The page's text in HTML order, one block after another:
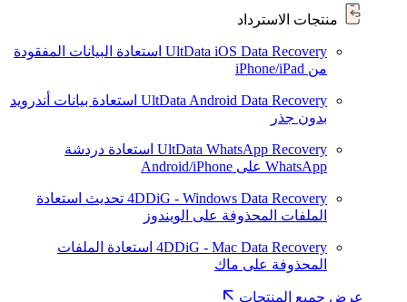
منتجات الاسترداد
UltData iOS Data Recovery استعادة البيانات المفقودة
من iPhone/iPad
UltData Android Data Recovery استعادة بيانات أندرويد
بدون جذر
UltData WhatsApp Recovery استعادة دردشة
WhatsApp على Android/iPhone
4DDiG - Windows Data Recovery تحديث استعادة
الملفات المحذوفة على الويندوز
4DDiG - Mac Data Recovery استعادة الملفات
المحذوفة على ماك
عرض جميع المنتجات